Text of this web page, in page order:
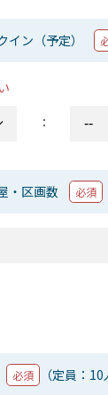
イン（予定）
：
・区画数 必須
必須 （定員：10